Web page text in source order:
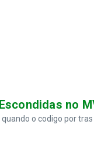
no
o codigo por